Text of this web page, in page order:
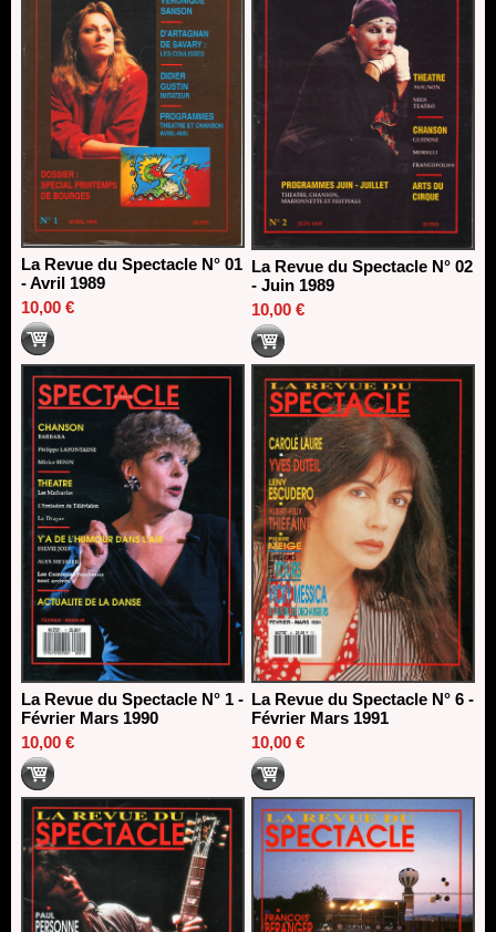
18/03/2026
La Revue du Spectacle N° 01
- Avril 1989
10,00 €
La Revue du Spectacle N° 02
- Juin 1989
10,00 €
La Revue du Spectacle N° 1 -
Février Mars 1990
10,00 €
La Revue du Spectacle N° 6 -
Février Mars 1991
10,00 €